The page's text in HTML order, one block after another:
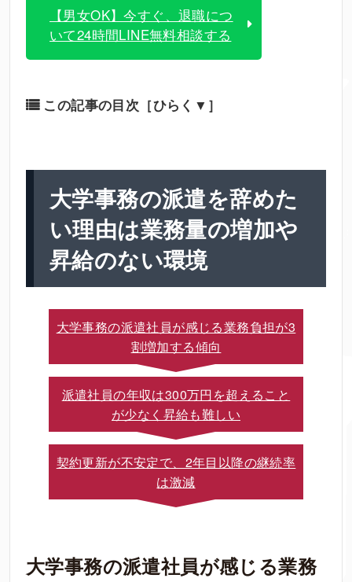
【男女OK】今すぐ、退職につ
いて24時間LINE無料相談する
この記事の目次 ［ひらく▼］
大学事務の派遣を辞めた
い理由は業務量の増加や
昇給のない環境
大学事務の派遣社員が感じる業務負担が3
割増加する傾向
派遣社員の年収は300万円を超えること
が少なく昇給も難しい
契約更新が不安定で、2年目以降の継続率
は激減
大学事務の派遣社員が感じる業務